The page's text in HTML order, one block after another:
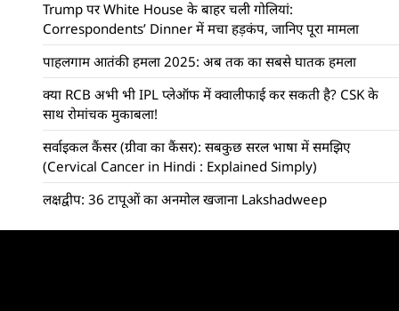
Trump पर White House के बाहर चली गोलियां:
Correspondents’ Dinner में मचा हड़कंप, जानिए पूरा मामला
पाहलगाम आतंकी हमला 2025: अब तक का सबसे घातक हमला
क्या RCB अभी भी IPL प्लेऑफ में क्वालीफाई कर सकती है? CSK के
साथ रोमांचक मुकाबला!
सर्वाइकल कैंसर (ग्रीवा का कैंसर): सबकुछ सरल भाषा में समझिए
(Cervical Cancer in Hindi : Explained Simply)
लक्षद्वीप: 36 टापूओं का अनमोल खजाना Lakshadweep